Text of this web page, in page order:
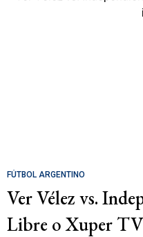
FÚTBOL ARGENTINO
Ver Vélez vs.
Libre o Xuper TV